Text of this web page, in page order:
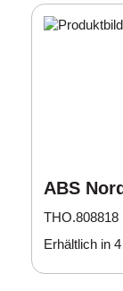
ABS
THO.808818
Erhältlich in